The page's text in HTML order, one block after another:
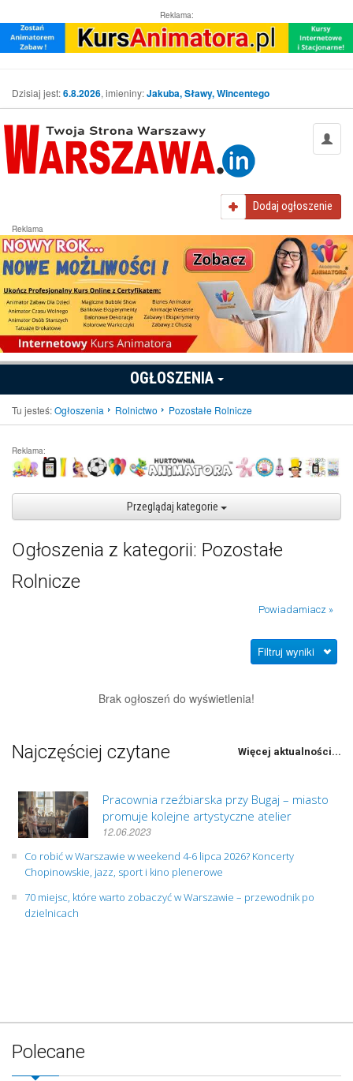
Reklama:
Dzisiaj jest:6.8.2026, imieniny:Jakuba, Sławy, Wincentego
Dodaj ogłoszenie
Reklama
OGŁOSZENIA
Tu jesteś:Ogłoszenia Rolnictwo Pozostałe Rolnicze
Reklama:
Przeglądaj kategorie
Ogłoszenia z kategorii: Pozostałe
Rolnicze
Powiadamiacz »
Filtruj wyniki
Brak ogłoszeń do wyświetlenia!
Najczęściej czytane Więcej aktualności...
Pracownia rzeźbiarska przy Bugaj – miasto
promuje kolejne artystyczne atelier
12.06.2023
Co robić w Warszawie w weekend 4-6 lipca 2026? Koncerty
Chopinowskie, jazz, sport i kino plenerowe
70 miejsc, które warto zobaczyć w Warszawie – przewodnik po
dzielnicach
Polecane